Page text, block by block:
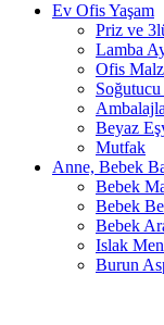
Ev Ofis Yaşam
Priz ve
Lamba
Ofis
Beyaz
Mutfak
Anne, Bebek
Bebek
Bebek
Bebek
Islak
Burun